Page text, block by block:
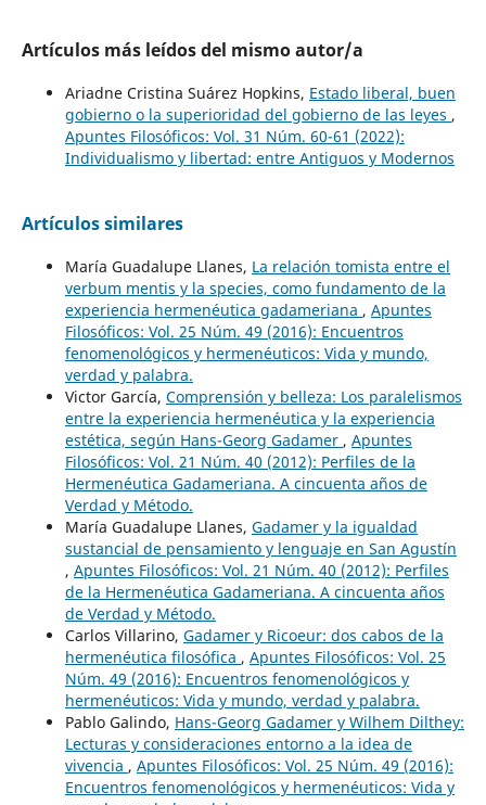
Artículos más leídos del mismo autor/a
Ariadne Cristina Suárez Hopkins, Estado liberal, buen
gobierno o la superioridad del gobierno de las leyes ,
Apuntes Filosóficos: Vol. 31 Núm. 60-61 (2022):
Individualismo y libertad: entre Antiguos y Modernos
Artículos similares
María Guadalupe Llanes, La relación tomista entre el
verbum mentis y la species, como fundamento de la
experiencia hermenéutica gadameriana , Apuntes
Filosóficos: Vol. 25 Núm. 49 (2016): Encuentros
fenomenológicos y hermenéuticos: Vida y mundo,
verdad y palabra.
Victor García, Comprensión y belleza: Los paralelismos
entre la experiencia hermenéutica y la experiencia
estética, según Hans-Georg Gadamer , Apuntes
Filosóficos: Vol. 21 Núm. 40 (2012): Perfiles de la
Hermenéutica Gadameriana. A cincuenta años de
Verdad y Método.
María Guadalupe Llanes, Gadamer y la igualdad
sustancial de pensamiento y lenguaje en San Agustín
, Apuntes Filosóficos: Vol. 21 Núm. 40 (2012): Perfiles
de la Hermenéutica Gadameriana. A cincuenta años
de Verdad y Método.
Carlos Villarino, Gadamer y Ricoeur: dos cabos de la
hermenéutica filosófica , Apuntes Filosóficos: Vol. 25
Núm. 49 (2016): Encuentros fenomenológicos y
hermenéuticos: Vida y mundo, verdad y palabra.
Pablo Galindo, Hans-Georg Gadamer y Wilhem Dilthey:
Lecturas y consideraciones entorno a la idea de
vivencia , Apuntes Filosóficos: Vol. 25 Núm. 49 (2016):
Encuentros fenomenológicos y hermenéuticos: Vida y